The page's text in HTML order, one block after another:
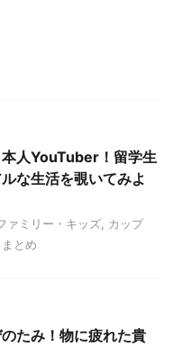
人YouTuber！留学生
な生活を覗いてみよ
ァミリー・キッズ
カップ
まとめ
たみ！物に疲れた貴